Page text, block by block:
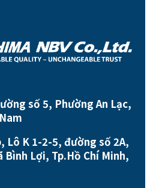
số 5, Phường An Lạc,
Lô K 1-2-5, đường số 2A,
Bình Lợi, Tp.Hồ Chí Minh,